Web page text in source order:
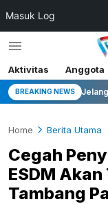
Masuk Log
Aktivitas Anggota
BREAKING NEWS
Jelang HUT RI,
Home Berita Utama
Cegah
ESDM
Tambang